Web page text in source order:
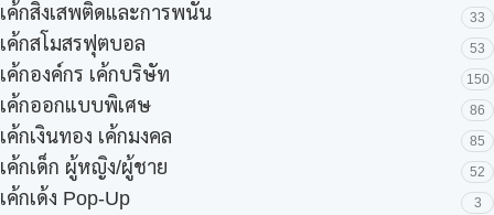
เค้กสิ่งเสพติดและการพนัน 33
เค้กสโมสรฟุตบอล 53
เค้กองค์กร เค้กบริษัท 150
เค้กออกแบบพิเศษ 86
เค้กเงินทอง เค้กมงคล 85
เค้กเด็ก ผู้หญิง/ผู้ชาย 52
เค้กเด้ง Pop-Up 3